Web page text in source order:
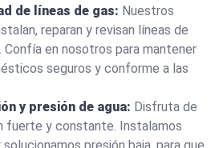
de líneas de gas: Nuestros
reparan y revisan líneas de
Confía en nosotros para mantener
seguros y conforme a las
y presión de agua: Disfruta de
fuerte y constante. Instalamos